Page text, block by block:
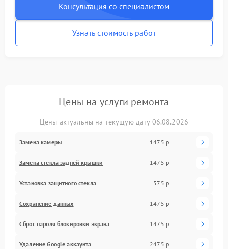
Консультация со специалистом
Узнать стоимость работ
Цены на услуги ремонта
Цены актуальны на текущую дату 06.08.2026
Замена камеры 1475 р
Замена стекла задней крышки 1475 р
Установка защитного стекла 575 р
Сохранение данных 1475 р
Сброс пароля блокировки экрана 1475 р
Удаление Google аккаунта 2475 р